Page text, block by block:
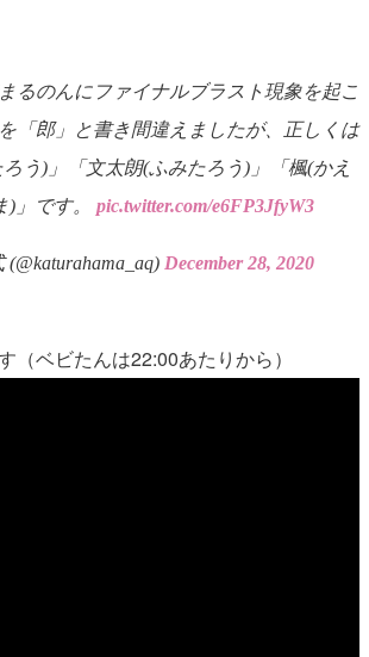
るのんにファイナルブラスト現象を起こ
「郎」と書き間違えましたが、正しくは
ろう)」「文太朗(ふみたろう)」「楓(かえ
)」です。 pic.twitter.com/e6FP3JfyW3
December 28, 2020
（ベビたんは22:00あたりから）